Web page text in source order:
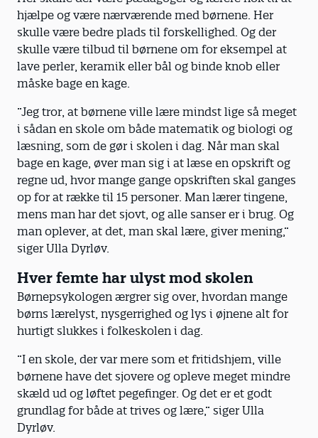
hjælpe og være nærværende med børnene. Her
skulle være bedre plads til forskellighed. Og der
skulle være tilbud til børnene om for eksempel at
lave perler, keramik eller bål og binde knob eller
måske bage en kage.
”Jeg tror, at børnene ville lære mindst lige så meget
i sådan en skole om både matematik og biologi og
læsning, som de gør i skolen i dag. Når man skal
bage en kage, øver man sig i at læse en opskrift og
regne ud, hvor mange gange opskriften skal ganges
op for at række til 15 personer. Man lærer tingene,
mens man har det sjovt, og alle sanser er i brug. Og
man oplever, at det, man skal lære, giver mening,”
siger Ulla Dyrløv.
Hver femte har ulyst mod skolen
Børnepsykologen ærgrer sig over, hvordan mange
børns lærelyst, nysgerrighed og lys i øjnene alt for
hurtigt slukkes i folkeskolen i dag.
”I en skole, der var mere som et fritidshjem, ville
børnene have det sjovere og opleve meget mindre
skæld ud og løftet pegefinger. Og det er et godt
grundlag for både at trives og lære,” siger Ulla
Dyrløv.